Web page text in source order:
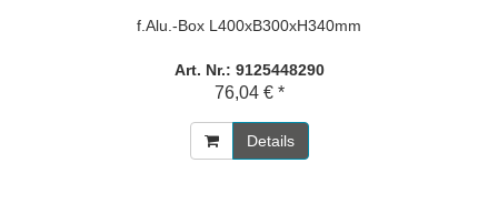
f.Alu.-Box L400xB300xH340mm
Art. Nr.: 9125448290
76,04 € *
Details